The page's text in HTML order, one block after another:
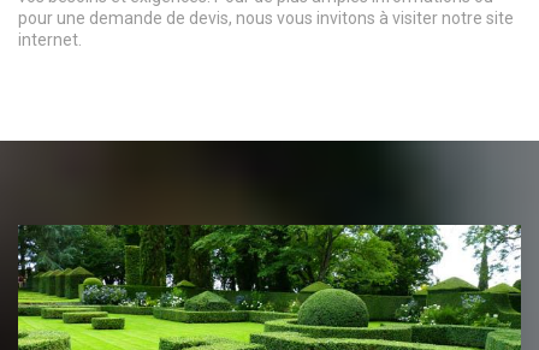
pour une demande de devis, nous vous invitons à visiter notre site
internet.